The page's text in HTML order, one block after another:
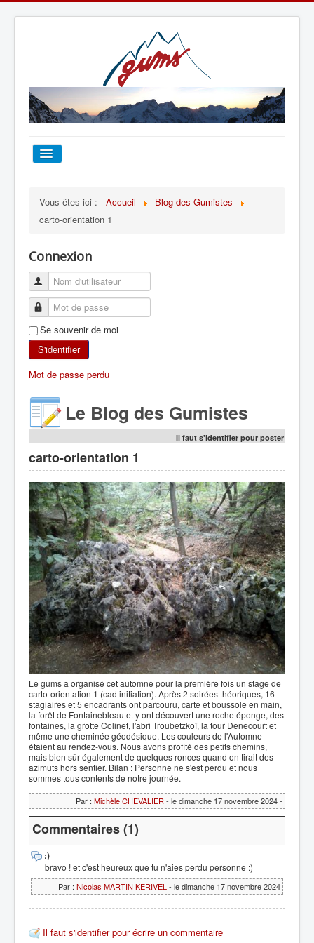
TOUT SUR LE GUMS
ESCALADE
ALPINISME
SKI DE RANDONNÉE
RANDONNÉE SPORTIVE
Vous êtes ici : Accueil
Blog des Gumistes
carto-orientation 1
Connexion
Se souvenir de moi
S'identifier
Mot de passe perdu
Le Blog des Gumistes
Il faut s'identifier pour poster
carto-orientation 1
Le gums a organisé cet automne pour la première fois un stage de
carto-orientation 1 (cad initiation). Après 2 soirées théoriques, 16
stagiaires et 5 encadrants ont parcouru, carte et boussole en main,
la forêt de Fontainebleau et y ont découvert une roche éponge, des
fontaines, la grotte Colinet, l'abri Troubetzkoï, la tour Denecourt et
même une cheminée géodésique. Les couleurs de l'Automne
étaient au rendez-vous. Nous avons profité des petits chemins,
mais bien sûr également de quelques ronces quand on tirait des
azimuts hors sentier. Bilan : Personne ne s'est perdu et nous
sommes tous contents de notre journée.
Par : Michèle CHEVALIER - le dimanche 17 novembre 2024 -
Commentaires (1)
:)
bravo ! et c'est heureux que tu n'aies perdu personne :)
Par : Nicolas MARTIN KERIVEL- le dimanche 17 novembre 2024
Il faut s'identifier pour écrire un commentaire